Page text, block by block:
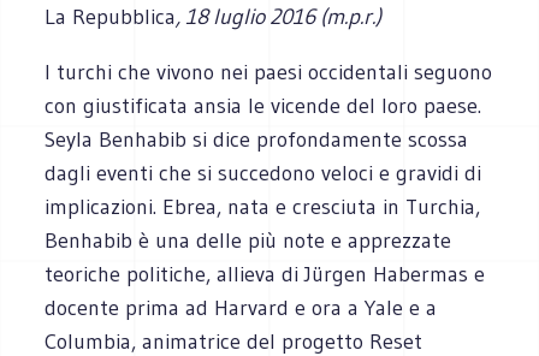
La Repubblica, 18 luglio 2016 (m.p.r.)
I turchi che vivono nei paesi occidentali seguono
con giustificata ansia le vicende del loro paese.
Seyla Benhabib si dice profondamente scossa
dagli eventi che si succedono veloci e gravidi di
implicazioni. Ebrea, nata e cresciuta in Turchia,
Benhabib è una delle più note e apprezzate
teoriche politiche, allieva di Jürgen Habermas e
docente prima ad Harvard e ora a Yale e a
Columbia, animatrice del progetto Reset